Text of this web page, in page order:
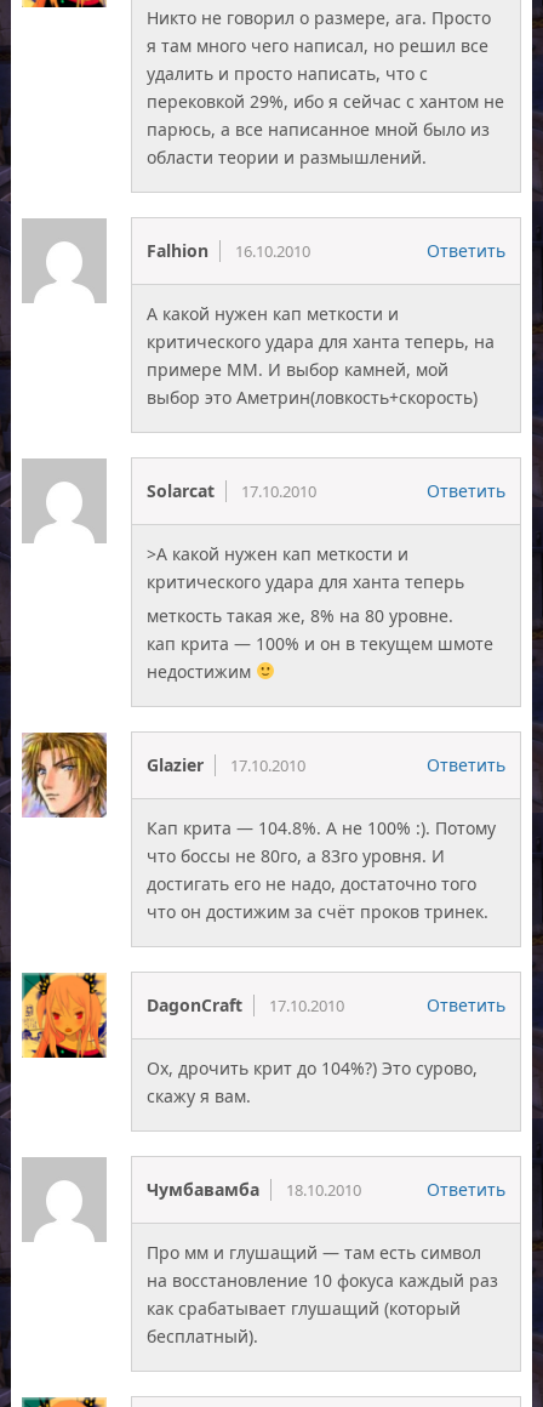
Никто не говорил о размере, ага. Просто
я там много чего написал, но решил все
удалить и просто написать, что с
перековкой 29%, ибо я сейчас с хантом не
парюсь, а все написанное мной было из
области теории и размышлений.
Falhion 16.10.2010 Ответить
А какой нужен кап меткости и
критического удара для ханта теперь, на
примере ММ. И выбор камней, мой
выбор это Аметрин(ловкость+скорость)
Solarcat 17.10.2010 Ответить
>А какой нужен кап меткости и
критического удара для ханта теперь
меткость такая же, 8% на 80 уровне.
кап крита — 100% и он в текущем шмоте
недостижим
Glazier 17.10.2010 Ответить
Кап крита — 104.8%. А не 100% :). Потому
что боссы не 80го, а 83го уровня. И
достигать его не надо, достаточно того
что он достижим за счёт проков тринек.
DagonCraft 17.10.2010 Ответить
Ох, дрочить крит до 104%?) Это сурово,
скажу я вам.
Чумбавамба 18.10.2010 Ответить
Про мм и глушащий — там есть символ
на восстановление 10 фокуса каждый раз
как срабатывает глушащий (который
бесплатный).